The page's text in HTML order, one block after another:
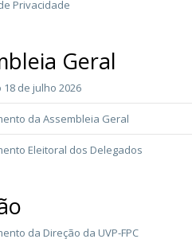
Privacidade
Geral
18 de julho 2026
da Assembleia Geral
Eleitoral dos Delegados
da Direção da UVP-FPC